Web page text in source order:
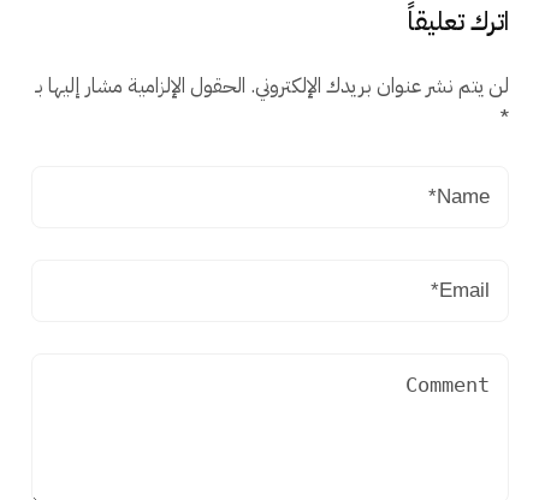
اترك تعليقاً
لن يتم نشر عنوان بريدك الإلكتروني. الحقول الإلزامية مشار إليها بـ
*